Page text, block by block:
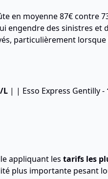
en moyenne 87€ contre
engendre des sinistres et
particulièrement lorsque
L | | Esso Express Gentilly -
appliquant les tarifs les
plus importante pesant